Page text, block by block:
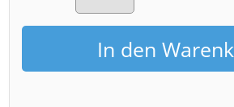
PopArt)
Menge
In den